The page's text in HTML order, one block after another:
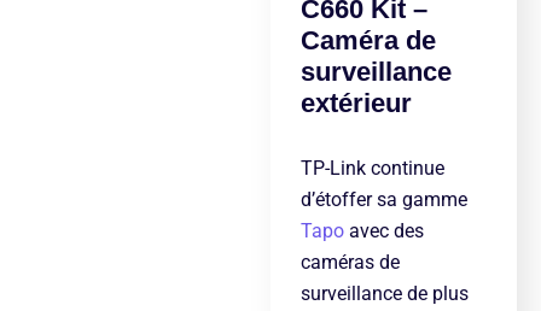
C660 Kit –
Caméra de
surveillance
extérieur
TP-Link continue
d’étoffer sa gamme
Tapo avec des
caméras de
surveillance de plus